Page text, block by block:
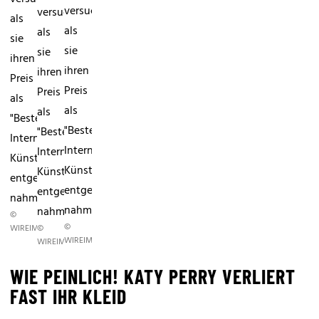
als
sie
ihren
Preis
als
"Beste
Internationale
Künstlerin"
entgegen
nahm....
©
WIREIMAGE.COM/GETTY
versuchte,
als
sie
ihren
Preis
als
"Beste
Internationale
Künstlerin"
entgegen
nahm....
©
WIREIMAGE.COM/GETTY
versuchte,
als
sie
ihren
Preis
als
"Beste
Internationale
Künstlerin"
entgegen
nahm....
©
WIREIMAGE.COM/GETTY
WIE PEINLICH! KATY PERRY VERLIERT
FAST IHR KLEID